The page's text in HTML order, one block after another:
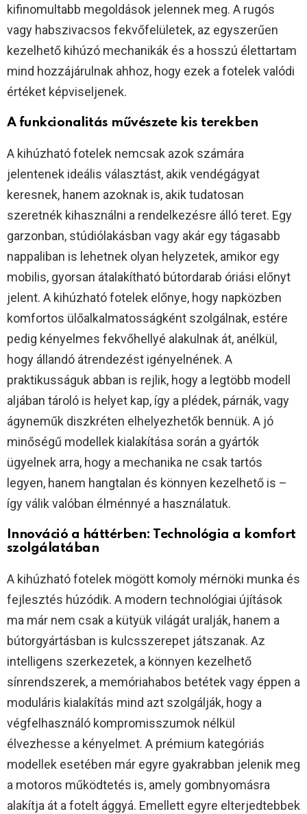
kifinomultabb megoldások jelennek meg. A rugós
vagy habszivacsos fekvőfelületek, az egyszerűen
kezelhető kihúzó mechanikák és a hosszú élettartam
mind hozzájárulnak ahhoz, hogy ezek a fotelek valódi
értéket képviseljenek.
A funkcionalitás művészete kis terekben
A kihúzható fotelek nemcsak azok számára
jelentenek ideális választást, akik vendégágyat
keresnek, hanem azoknak is, akik tudatosan
szeretnék kihasználni a rendelkezésre álló teret. Egy
garzonban, stúdiólakásban vagy akár egy tágasabb
nappaliban is lehetnek olyan helyzetek, amikor egy
mobilis, gyorsan átalakítható bútordarab óriási előnyt
jelent. A kihúzható fotelek előnye, hogy napközben
komfortos ülőalkalmatosságként szolgálnak, estére
pedig kényelmes fekvőhellyé alakulnak át, anélkül,
hogy állandó átrendezést igényelnének. A
praktikusságuk abban is rejlik, hogy a legtöbb modell
aljában tároló is helyet kap, így a plédek, párnák, vagy
ágyneműk diszkréten elhelyezhetők bennük. A jó
minőségű modellek kialakítása során a gyártók
ügyelnek arra, hogy a mechanika ne csak tartós
legyen, hanem hangtalan és könnyen kezelhető is –
így válik valóban élménnyé a használatuk.
Innováció a háttérben: Technológia a komfort
szolgálatában
A kihúzható fotelek mögött komoly mérnöki munka és
fejlesztés húzódik. A modern technológiai újítások
ma már nem csak a kütyük világát uralják, hanem a
bútorgyártásban is kulcsszerepet játszanak. Az
intelligens szerkezetek, a könnyen kezelhető
sínrendszerek, a memóriahabos betétek vagy éppen a
moduláris kialakítás mind azt szolgálják, hogy a
végfelhasználó kompromisszumok nélkül
élvezhesse a kényelmet. A prémium kategóriás
modellek esetében már egyre gyakrabban jelenik meg
a motoros működtetés is, amely gombnyomásra
alakítja át a fotelt ággyá. Emellett egyre elterjedtebbek